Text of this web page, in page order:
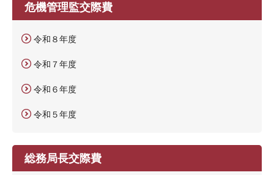
危機管理監交際費
令和８年度
令和７年度
令和６年度
令和５年度
総務局長交際費